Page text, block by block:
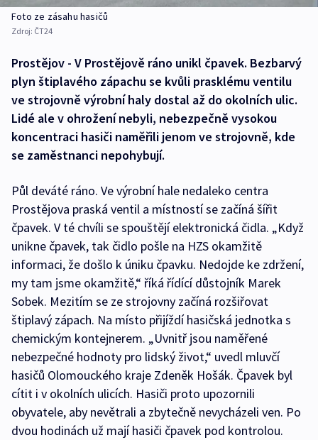
Foto ze zásahu hasičů
Zdroj: ČT24
Prostějov - V Prostějově ráno unikl čpavek. Bezbarvý
plyn štiplavého zápachu se kvůli prasklému ventilu
ve strojovně výrobní haly dostal až do okolních ulic.
Lidé ale v ohrožení nebyli, nebezpečně vysokou
koncentraci hasiči naměřili jenom ve strojovně, kde
se zaměstnanci nepohybují.
Půl deváté ráno. Ve výrobní hale nedaleko centra
Prostějova praská ventil a místností se začíná šířit
čpavek. V té chvíli se spouštějí elektronická čidla. „Když
unikne čpavek, tak čidlo pošle na HZS okamžitě
informaci, že došlo k úniku čpavku. Nedojde ke zdržení,
my tam jsme okamžitě,“ říká řídící důstojník Marek
Sobek. Mezitím se ze strojovny začíná rozšiřovat
štiplavý zápach. Na místo přijíždí hasičská jednotka s
chemickým kontejnerem. „Uvnitř jsou naměřené
nebezpečné hodnoty pro lidský život,“ uvedl mluvčí
hasičů Olomouckého kraje Zdeněk Hošák. Čpavek byl
cítit i v okolních ulicích. Hasiči proto upozornili
obyvatele, aby nevětrali a zbytečně nevycházeli ven. Po
dvou hodinách už mají hasiči čpavek pod kontrolou.